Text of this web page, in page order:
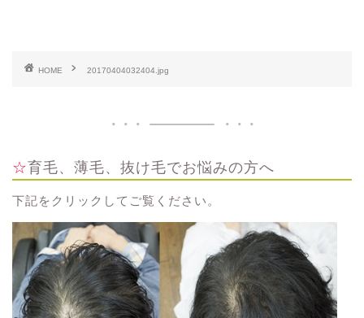
HOME 20170404032404.jpg
☆育毛、薄毛、抜け毛でお悩みの方へ
下記をクリックしてご覧ください。